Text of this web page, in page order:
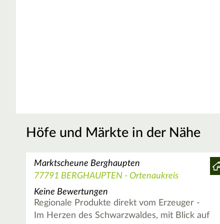
Höfe und Märkte in der Nähe
Marktscheune Berghaupten
77791 BERGHAUPTEN - Ortenaukreis
Keine Bewertungen
Regionale Produkte direkt vom Erzeuger -
Im Herzen des Schwarzwaldes, mit Blick auf